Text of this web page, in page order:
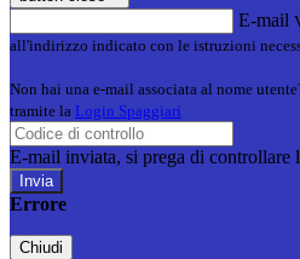
E-mail
all'indirizzo indicato con le istruzioni
Non hai una e-mail associata al nome
tramite la Login Spaggiari
E-mail inviata, si prega di controllare
Errore
Chiudi